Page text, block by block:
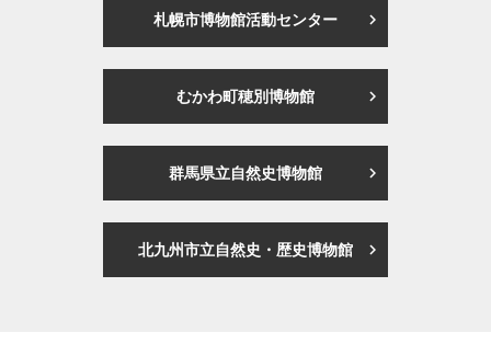
札幌市博物館活動センター
むかわ町穂別博物館
群馬県立自然史博物館
北九州市立自然史・歴史博物館